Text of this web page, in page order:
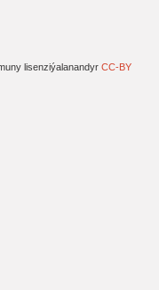
lisenziýalanandyr CC-BY